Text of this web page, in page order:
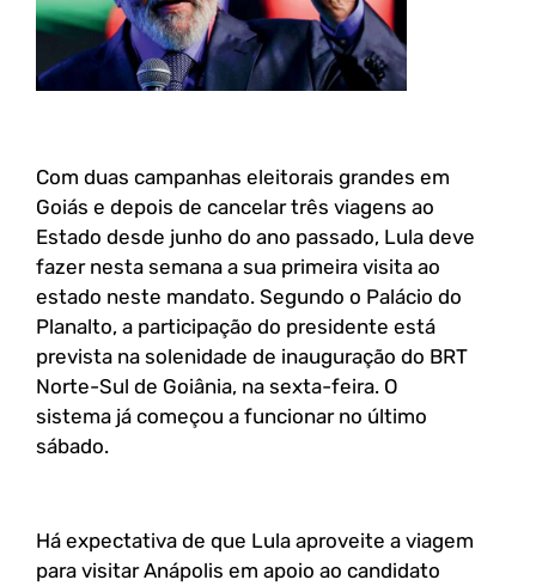
Com duas campanhas eleitorais grandes em
Goiás e depois de cancelar três viagens ao
Estado desde junho do ano passado, Lula deve
fazer nesta semana a sua primeira visita ao
estado neste mandato. Segundo o Palácio do
Planalto, a participação do presidente está
prevista na solenidade de inauguração do BRT
Norte-Sul de Goiânia, na sexta-feira. O
sistema já começou a funcionar no último
sábado.
Há expectativa de que Lula aproveite a viagem
para visitar Anápolis em apoio ao candidato